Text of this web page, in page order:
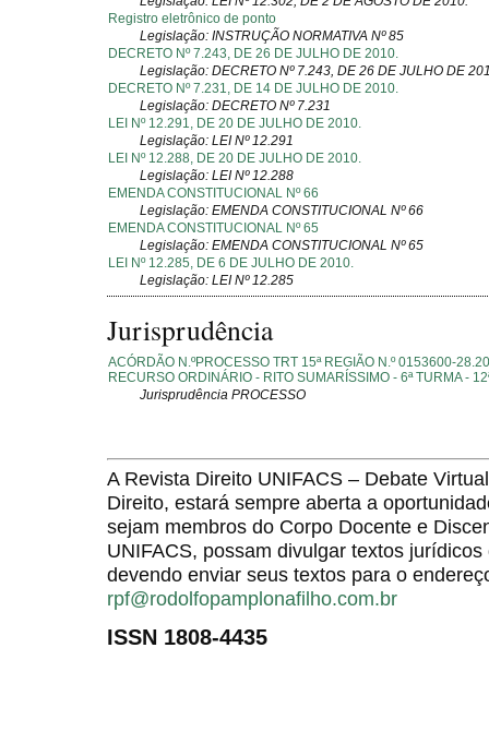
Registro eletrônico de ponto
Legislação: INSTRUÇÃO NORMATIVA Nº 85
DECRETO Nº 7.243, DE 26 DE JULHO DE 2010.
Legislação: DECRETO Nº 7.243, DE 26 DE JULHO DE
DECRETO Nº 7.231, DE 14 DE JULHO DE 2010.
Legislação: DECRETO Nº 7.231
LEI Nº 12.291, DE 20 DE JULHO DE 2010.
Legislação: LEI Nº 12.291
LEI Nº 12.288, DE 20 DE JULHO DE 2010.
Legislação: LEI Nº 12.288
EMENDA CONSTITUCIONAL Nº 66
Legislação: EMENDA CONSTITUCIONAL Nº 66
EMENDA CONSTITUCIONAL Nº 65
Legislação: EMENDA CONSTITUCIONAL Nº 65
LEI Nº 12.285, DE 6 DE JULHO DE 2010.
Legislação: LEI Nº 12.285
Jurisprudência
ACÓRDÃO N.ºPROCESSO TRT 15ª REGIÃO N.º 0153600-
RECURSO ORDINÁRIO - RITO SUMARÍSSIMO - 6ª TURMA -
Jurisprudência PROCESSO
A Revista Direito UNIFACS – Debate
Direito, estará sempre aberta a
sejam membros do Corpo Docente e
UNIFACS, possam divulgar textos
devendo enviar seus textos para o
rpf@rodolfopamplonafilho.com.br
ISSN 1808-4435